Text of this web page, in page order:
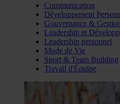
Communication
Développement
Gouvernance &
Leadership et
Leadership personnel
Mode de Vie
Sport & Team Building
Travail d'Équipe